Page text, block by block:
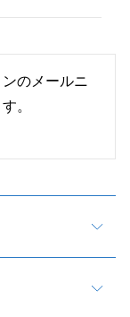
のメールニ
。